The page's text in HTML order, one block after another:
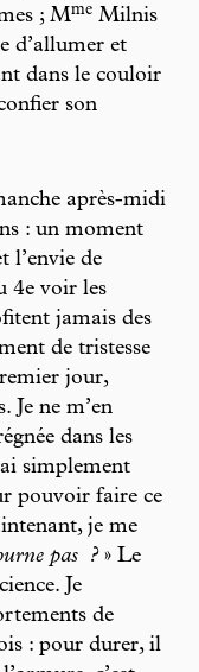
; Mme Milnis
d’allumer et
dans le couloir
son
après-midi
: un moment
l’envie de
4e voir les
jamais des
de tristesse
jour,
Je ne m’en
dans les
simplement
pouvoir faire ce
je me
pas ?» Le
Je
de
: pour durer, il